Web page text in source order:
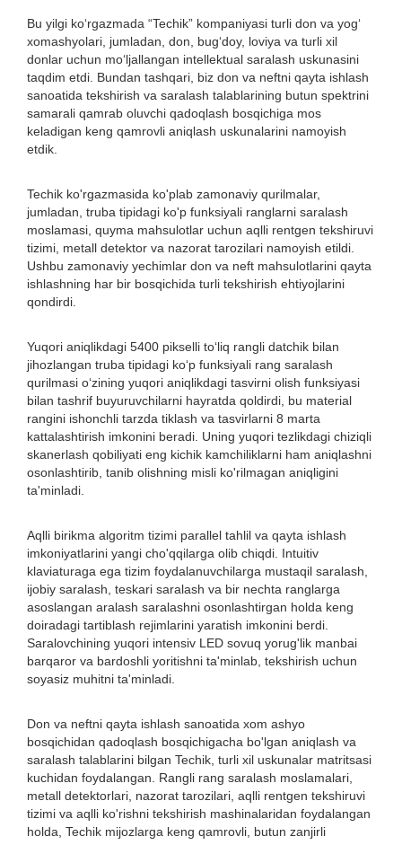
Bu yilgi ko‘rgazmada “Techik” kompaniyasi turli don va yog‘
xomashyolari, jumladan, don, bug‘doy, loviya va turli xil
donlar uchun mo‘ljallangan intellektual saralash uskunasini
taqdim etdi. Bundan tashqari, biz don va neftni qayta ishlash
sanoatida tekshirish va saralash talablarining butun spektrini
samarali qamrab oluvchi qadoqlash bosqichiga mos
keladigan keng qamrovli aniqlash uskunalarini namoyish
etdik.
Techik ko'rgazmasida ko'plab zamonaviy qurilmalar,
jumladan, truba tipidagi ko'p funksiyali ranglarni saralash
moslamasi, quyma mahsulotlar uchun aqlli rentgen tekshiruvi
tizimi, metall detektor va nazorat tarozilari namoyish etildi.
Ushbu zamonaviy yechimlar don va neft mahsulotlarini qayta
ishlashning har bir bosqichida turli tekshirish ehtiyojlarini
qondirdi.
Yuqori aniqlikdagi 5400 pikselli toʻliq rangli datchik bilan
jihozlangan truba tipidagi koʻp funksiyali rang saralash
qurilmasi oʻzining yuqori aniqlikdagi tasvirni olish funksiyasi
bilan tashrif buyuruvchilarni hayratda qoldirdi, bu material
rangini ishonchli tarzda tiklash va tasvirlarni 8 marta
kattalashtirish imkonini beradi. Uning yuqori tezlikdagi chiziqli
skanerlash qobiliyati eng kichik kamchiliklarni ham aniqlashni
osonlashtirib, tanib olishning misli ko'rilmagan aniqligini
ta'minladi.
Aqlli birikma algoritm tizimi parallel tahlil va qayta ishlash
imkoniyatlarini yangi cho'qqilarga olib chiqdi. Intuitiv
klaviaturaga ega tizim foydalanuvchilarga mustaqil saralash,
ijobiy saralash, teskari saralash va bir nechta ranglarga
asoslangan aralash saralashni osonlashtirgan holda keng
doiradagi tartiblash rejimlarini yaratish imkonini berdi.
Saralovchining yuqori intensiv LED sovuq yorug'lik manbai
barqaror va bardoshli yoritishni ta'minlab, tekshirish uchun
soyasiz muhitni ta'minladi.
Don va neftni qayta ishlash sanoatida xom ashyo
bosqichidan qadoqlash bosqichigacha bo'lgan aniqlash va
saralash talablarini bilgan Techik, turli xil uskunalar matritsasi
kuchidan foydalangan. Rangli rang saralash moslamalari,
metall detektorlari, nazorat tarozilari, aqlli rentgen tekshiruvi
tizimi va aqlli ko'rishni tekshirish mashinalaridan foydalangan
holda, Techik mijozlarga keng qamrovli, butun zanjirli